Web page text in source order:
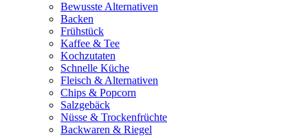
Bewusste Alternativen
Backen
Frühstück
Kaffee & Tee
Kochzutaten
Schnelle Küche
Fleisch & Alternativen
Chips & Popcorn
Salzgebäck
Nüsse & Trockenfrüchte
Backwaren & Riegel